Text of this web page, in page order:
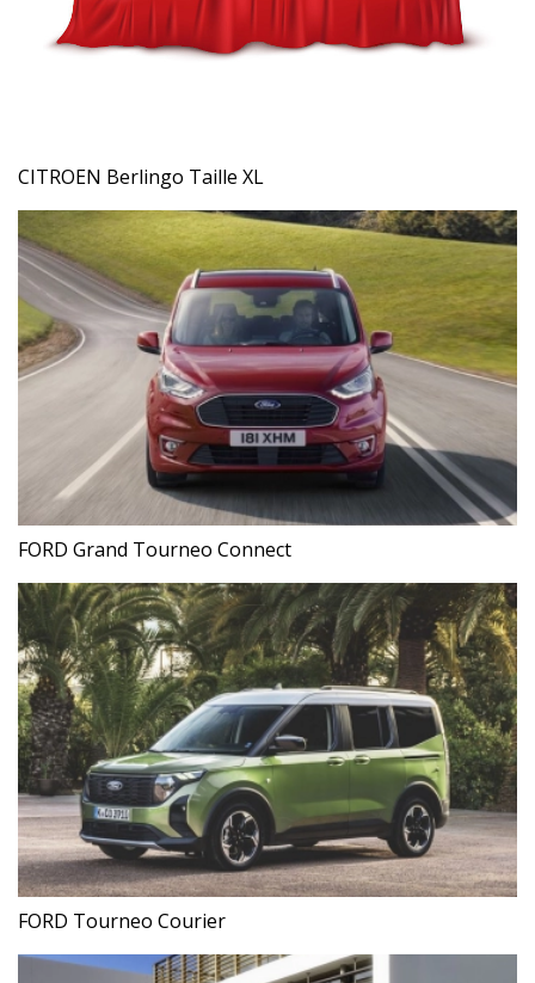
CITROEN Berlingo Taille XL
FORD Grand Tourneo Connect
FORD Tourneo Courier